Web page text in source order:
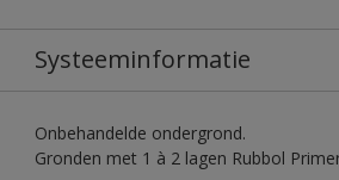
Systeeminformatie
Onbehandelde ondergrond.
Gronden met 1 à 2 lagen Rubbol